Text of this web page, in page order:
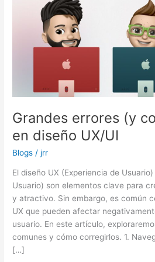
Grandes errores (y
en diseño UX/UI
Blogs /jrr
El diseño UX (Experiencia de
Usuario) son elementos clave para
y atractivo. Sin embargo, es común
UX que pueden afectar
usuario. En este artículo,
comunes y cómo corregirlos. 1.
[…]